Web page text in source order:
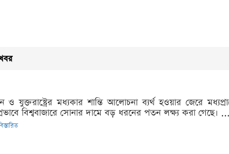
ও যুক্তরাষ্ট্রের মধ্যকার শান্তি আলোচনা ব্যর্থ হওয়ার জেরে
বিশ্ববাজারে সোনার দামে বড় ধরনের পতন লক্ষ্য করা গেছে। ...